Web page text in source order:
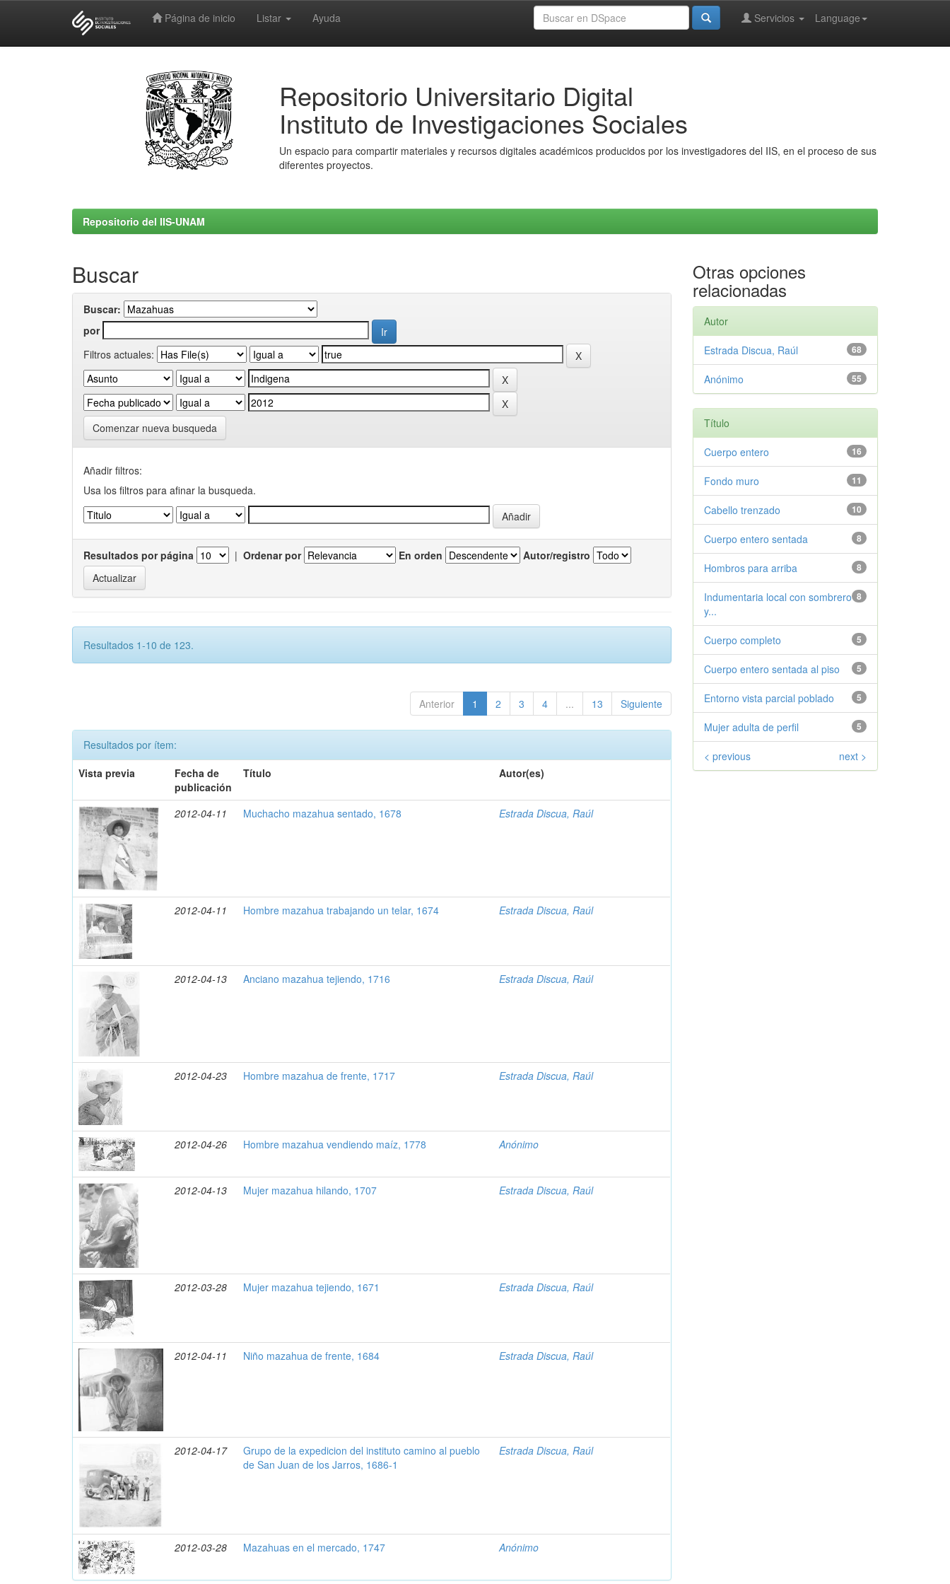
Página de inicio Listar Ayuda Language
Servicios
Repositorio Universitario Digital
Instituto de Investigaciones Sociales
Un espacio para compartir materiales y recursos digitales académicos producidos por los investigadores del IIS, en el proceso de sus
diferentes proyectos.
Repositorio del IIS-UNAM
Buscar
Buscar:
por
Filtros actuales:
Comenzar nueva busqueda
Añadir filtros:
Usa los filtros para afinar la busqueda.
Resultados por página | Ordenar por En orden Autor/registro
Resultados 1-10 de 123.
Anterior 1 2 3 4 ... 13 Siguiente
Resultados por ítem:
Vista previa
Fecha de
publicación
Título Autor(es)
2012-04-11 Muchacho mazahua sentado, 1678 Estrada Discua, Raúl
2012-04-11 Hombre mazahua trabajando un telar, 1674 Estrada Discua, Raúl
2012-04-13 Anciano mazahua tejiendo, 1716 Estrada Discua, Raúl
2012-04-23 Hombre mazahua de frente, 1717 Estrada Discua, Raúl
2012-04-26 Hombre mazahua vendiendo maíz, 1778 Anónimo
2012-04-13 Mujer mazahua hilando, 1707 Estrada Discua, Raúl
2012-03-28 Mujer mazahua tejiendo, 1671 Estrada Discua, Raúl
2012-04-11 Niño mazahua de frente, 1684 Estrada Discua, Raúl
2012-04-17
Grupo de la expedicion del instituto camino al pueblo
de San Juan de los Jarros, 1686-1
Estrada Discua, Raúl
2012-03-28 Mazahuas en el mercado, 1747 Anónimo
Otras opciones
relacionadas
Autor
68
Estrada Discua, Raúl
55
Anónimo
Título
16
Cuerpo entero
11
Fondo muro
10
Cabello trenzado
8
Cuerpo entero sentada
8
Hombros para arriba
8
Indumentaria local con sombrero
y...
5
Cuerpo completo
5
Cuerpo entero sentada al piso
5
Entorno vista parcial poblado
5
Mujer adulta de perfil
< previous next >